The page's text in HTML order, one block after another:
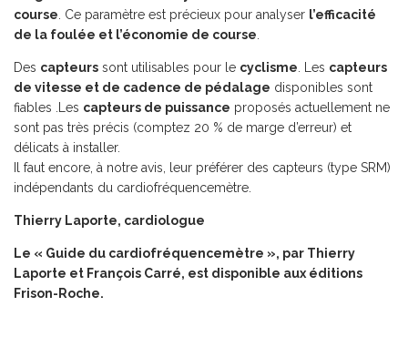
course . Ce paramètre est précieux pour analyser l’efficacité
de la foulée et l’économie de course
Des capteurs sont utilisables pour le cyclisme . Les capteurs
de vitesse et de cadence de pédalage disponibles sont
fiables .Les capteurs de puissance proposés actuellement ne
sont pas très précis (comptez 20 % de marge d’erreur) et
délicats à installer.
Il faut encore, à notre avis, leur préférer des capteurs (type SRM)
indépendants du cardiofréquencemètre.
Thierry Laporte, cardiologue
Le « Guide du cardiofréquencemètre », par Thierry
Laporte et François Carré, est disponible aux éditions
Frison-Roche.